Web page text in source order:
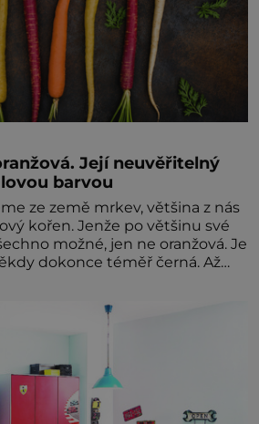
Její neuvěřitelný
barvou
ze země mrkev, většina z nás
kořen. Jenže po většinu své
možné, jen ne oranžová. Je
dokonce téměř černá. Až
Její příběh je